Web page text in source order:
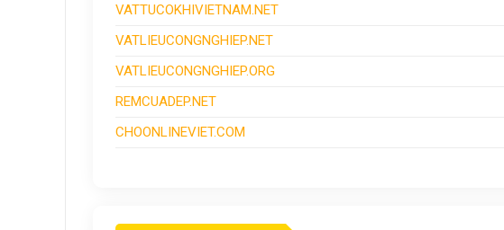
VATTUCOKHIVIETNAM.NET
VATLIEUCONGNGHIEP.NET
VATLIEUCONGNGHIEP.ORG
REMCUADEP.NET
CHOONLINEVIET.COM